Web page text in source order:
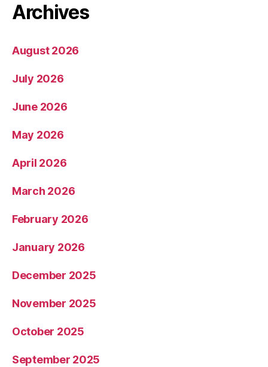
Archives
August 2026
July 2026
June 2026
May 2026
April 2026
March 2026
February 2026
January 2026
December 2025
November 2025
October 2025
September 2025